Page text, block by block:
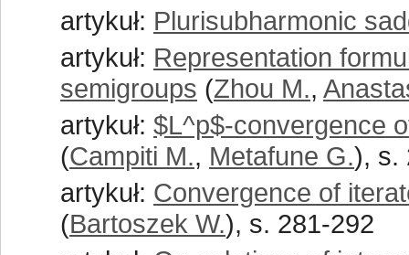
artykuł: Plurisubharmonic
artykuł: Representation
semigroups (Zhou M.,
artykuł: $L^p$-convergence
(Campiti M., Metafune G.), s.
artykuł: Convergence of
(Bartoszek W.), s. 281-292